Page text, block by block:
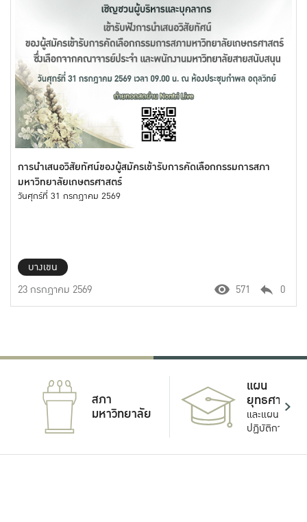
การนำเสนอวิสัยทัศน์ของผู้สมัครเข้ารับการคัดเลือกกรรมการสภา
มหาวิทยาลัยเกษตรศาสตร์
วันศุกร์ที่ 31 กรกฎาคม 2569
บางเขน
23 กรกฎาคม 2569
571 0
สภา
มหาวิทยาลัย
แผน
ยุทธศาสตร์
และแผน
ปฏิบัติการ